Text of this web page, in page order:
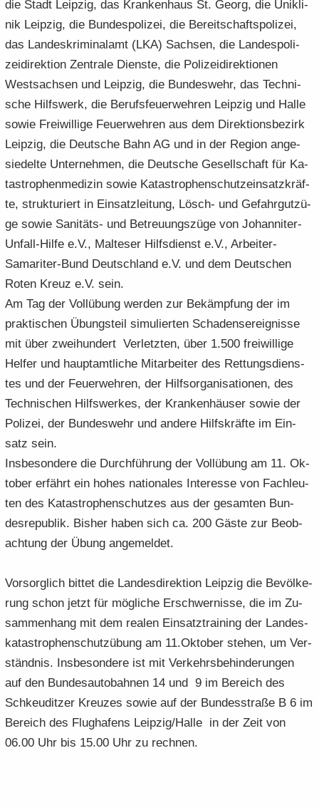
die Stadt Leip­zig, das Kran­ken­haus St. Georg, die Uni­kli­
nik Leip­zig, die Bun­des­po­li­zei, die Be­reit­schafts­po­li­zei,
das Lan­des­kri­mi­nal­amt (LKA) Sach­sen, die Lan­des­po­li­
zei­di­rek­ti­on Zen­tra­le Diens­te, die Po­li­zei­di­rek­tio­nen
West­sach­sen und Leip­zig, die Bun­des­wehr, das Tech­ni­
sche Hilfs­werk, die Be­rufs­feu­er­weh­ren Leip­zig und Halle
sowie Frei­wil­li­ge Feu­er­weh­ren aus dem Di­rek­ti­ons­be­zirk
Leip­zig, die Deut­sche Bahn AG und in der Re­gi­on an­ge­
sie­del­te Un­ter­neh­men, die Deut­sche Ge­sell­schaft für Ka­
ta­stro­phen­me­di­zin sowie Ka­ta­stro­phen­schutz­ein­satz­kräf­
te, struk­tu­riert in Ein­satz­lei­tung, Lösch-​ und Ge­fahr­gut­zü­
ge sowie Sanitäts-​ und Be­treu­ungs­zü­ge von Johanniter-​
Unfall-Hilfe e.V., Mal­te­ser Hilfs­dienst e.V., Arbeiter-​
Samariter-Bund Deutsch­land e.V. und dem Deut­schen
Roten Kreuz e.V. sein.
Am Tag der Voll­übung wer­den zur Be­kämp­fung der im
prak­ti­schen Übungs­teil si­mu­lier­ten Scha­dens­er­eig­nis­se
mit über zwei­hun­dert Ver­letz­ten, über 1.500 frei­wil­li­ge
Hel­fer und haupt­amt­li­che Mit­ar­bei­ter des Ret­tungs­diens­
tes und der Feu­er­weh­ren, der Hilfs­or­ga­ni­sa­tio­nen, des
Tech­ni­schen Hilfs­wer­kes, der Kran­ken­häu­ser sowie der
Po­li­zei, der Bun­des­wehr und an­de­re Hilfs­kräf­te im Ein­
satz sein.
Ins­be­son­de­re die Durch­füh­rung der Voll­übung am 11. Ok­
to­ber er­fährt ein hohes na­tio­na­les In­ter­es­se von Fach­leu­
ten des Ka­ta­stro­phen­schut­zes aus der ge­sam­ten Bun­
des­re­pu­blik. Bis­her haben sich ca. 200 Gäste zur Be­ob­
ach­tung der Übung an­ge­mel­det.
Vor­sorg­lich bit­tet die Lan­des­di­rek­ti­on Leip­zig die Be­völ­ke­
rung schon jetzt für mög­li­che Er­schwer­nis­se, die im Zu­
sam­men­hang mit dem rea­len Ein­satz­trai­ning der Lan­des­
ka­ta­stro­phen­schutz­übung am 11.Ok­to­ber ste­hen, um Ver­
ständ­nis. Ins­be­son­de­re ist mit Ver­kehrs­be­hin­de­run­gen
auf den Bun­des­au­to­bah­nen 14 und 9 im Be­reich des
Schkeu­dit­zer Kreu­zes sowie auf der Bun­des­stra­ße B 6 im
Be­reich des Flug­ha­fens Leip­zig/Halle in der Zeit von
06.00 Uhr bis 15.00 Uhr zu rech­nen.